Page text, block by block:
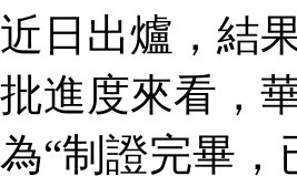
近日出爐，結
批進度來看，
為“制證完畢，